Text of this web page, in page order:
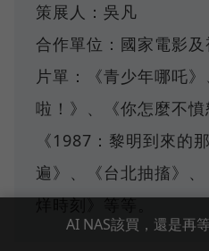
策展人：吳凡
合作單位：國家電影
片單：《青少年哪吒
啦！》、《你怎麼不憤
《1987：黎明到來的
遍》、《台北抽搐》
烊時刻》等等。
AI NAS該買，還是再